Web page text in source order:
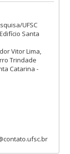
UFSC
Santa
Vitor Lima,
Trindade
Catarina -